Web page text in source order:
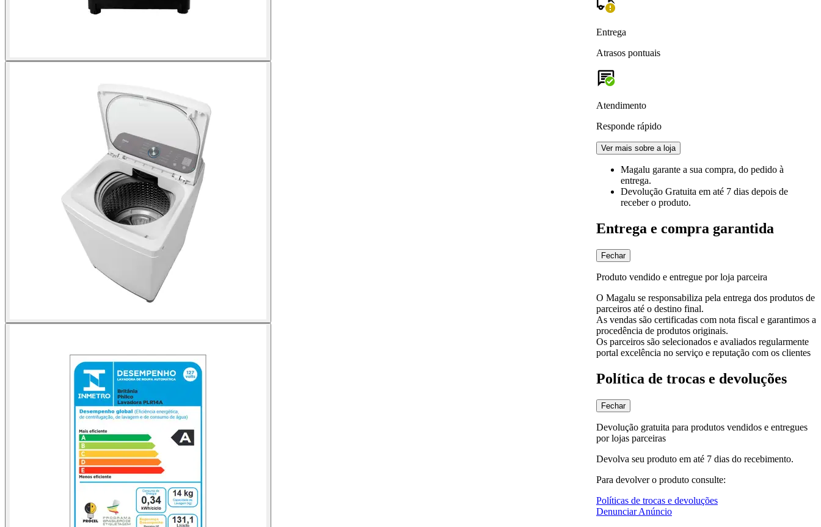
Entrega
Atrasos pontuais
Atendimento
Responde rápido
Ver mais sobre a loja
Magalu garante a sua compra, do pedido à
entrega.
Devolução Gratuita em até 7 dias depois de
receber o produto.
Entrega e compra garantida
Fechar
Produto vendido e entregue por loja parceira
O Magalu se responsabiliza pela entrega dos produtos de
parceiros até o destino final.
As vendas são certificadas com nota fiscal e garantimos a
procedência de produtos originais.
Os parceiros são selecionados e avaliados regularmente
portal excelência no serviço e reputação com os clientes
Política de trocas e devoluções
Fechar
Devolução gratuita para produtos vendidos e entregues
por lojas parceiras
Devolva seu produto em até 7 dias do recebimento.
Para devolver o produto consulte:
Políticas de trocas e devoluções
Denunciar Anúncio